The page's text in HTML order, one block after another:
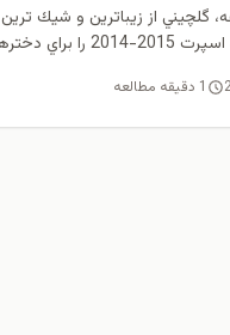
گلچيني از زيباترين و شيك
براي دخترها...
1 دقیقه مطالعه